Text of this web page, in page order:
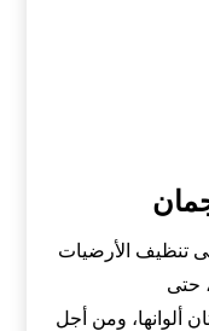
تنظيف الأرضيات
حتى
ألوانها، ومن أجل